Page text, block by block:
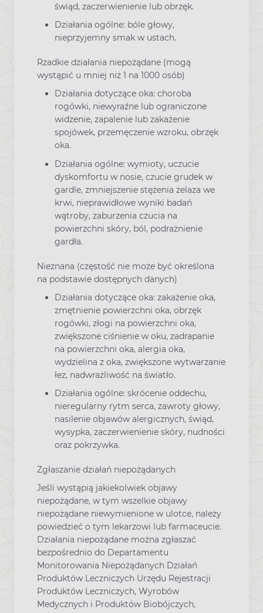
świąd, zaczerwienienie lub obrzęk.
Działania ogólne: bóle głowy,
nieprzyjemny smak w ustach.
Rzadkie działania niepożądane (mogą
wystąpić u mniej niż 1 na 1000 osób)
Działania dotyczące oka: choroba
rogówki, niewyraźne lub ograniczone
widzenie, zapalenie lub zakażenie
spojówek, przemęczenie wzroku, obrzęk
oka.
Działania ogólne: wymioty, uczucie
dyskomfortu w nosie, czucie grudek w
gardle, zmniejszenie stężenia żelaza we
krwi, nieprawidłowe wyniki badań
wątroby, zaburzenia czucia na
powierzchni skóry, ból, podrażnienie
gardła.
Nieznana (częstość nie może być określona
na podstawie dostępnych danych)
Działania dotyczące oka: zakażenie oka,
zmętnienie powierzchni oka, obrzęk
rogówki, złogi na powierzchni oka,
zwiększone ciśnienie w oku, zadrapanie
na powierzchni oka, alergia oka,
wydzielina z oka, zwiększone wytwarzanie
łez, nadwrażliwość na światło.
Działania ogólne: skrócenie oddechu,
nieregularny rytm serca, zawroty głowy,
nasilenie objawów alergicznych, świąd,
wysypka, zaczerwienienie skóry, nudności
oraz pokrzywka.
Zgłaszanie działań niepożądanych
Jeśli wystąpią jakiekolwiek objawy
niepożądane, w tym wszelkie objawy
niepożądane niewymienione w ulotce, należy
powiedzieć o tym lekarzowi lub farmaceucie.
Działania niepożądane można zgłaszać
bezpośrednio do Departamentu
Monitorowania Niepożądanych Działań
Produktów Leczniczych Urzędu Rejestracji
Produktów Leczniczych, Wyrobów
Medycznych i Produktów Biobójczych,